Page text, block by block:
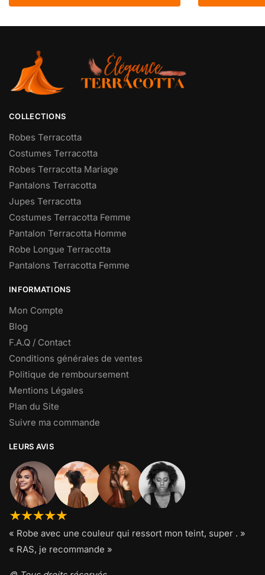
COLLECTIONS
Robes Terracotta
Costumes Terracotta
Robes Terracotta Mariage
Pantalons Terracotta
Jupes Terracotta
Costumes Terracotta Femme
Pantalon Terracotta Homme
Robe Longue Terracotta
Pantalons Terracotta Femme
INFORMATIONS
Mon Compte
Blog
F.A.Q / Contact
Conditions générales de ventes
Politique de remboursement
Mentions Légales
Plan du Site
Suivre ma commande
LEURS AVIS
« Robe avec une couleur qui ressort mon teint, super . »
« RAS, je recommande »